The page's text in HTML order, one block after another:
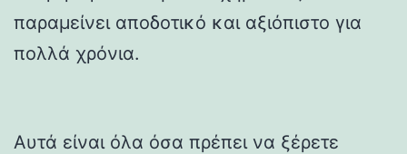
παραμείνει αποδοτικό και αξιόπιστο για
πολλά χρόνια.
Αυτά είναι όλα όσα πρέπει να ξέρετε